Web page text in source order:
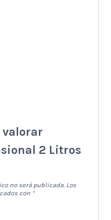
valorar
2 Litros
no será publicada. Los
con *